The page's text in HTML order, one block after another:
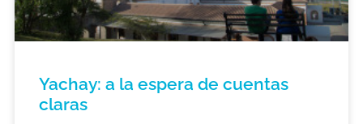
Yachay: a la espera de cuentas
claras